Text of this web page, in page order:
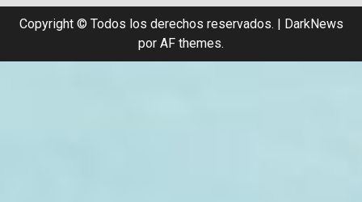
Copyright © Todos los derechos reservados. | DarkNews
por AF themes.